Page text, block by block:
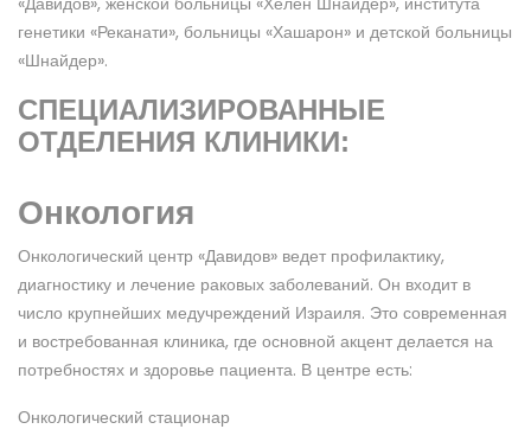
генетики «Реканати», больницы «Хашарон» и детской больницы
«Шнайдер».
СПЕЦИАЛИЗИРОВАННЫЕ
ОТДЕЛЕНИЯ КЛИНИКИ:
Онкология
Онкологический центр «Давидов» ведет профилактику,
диагностику и лечение раковых заболеваний. Он входит в
число крупнейших медучреждений Израиля. Это современная
и востребованная клиника, где основной акцент делается на
потребностях и здоровье пациента. В центре есть:
Онкологический стационар